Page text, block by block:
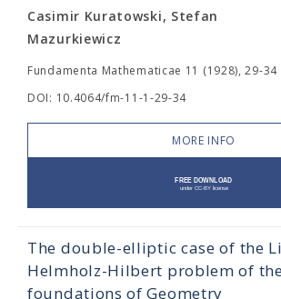
Casimir Kuratowski, Stefan
Mazurkiewicz
Fundamenta Mathematicae 11 (1928), 29-34
DOI: 10.4064/fm-11-1-29-34
MORE INFO
The double-elliptic case of the
Helmholz-Hilbert problem of
foundations of Geometry